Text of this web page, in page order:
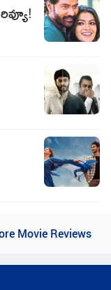
Movie Reviews